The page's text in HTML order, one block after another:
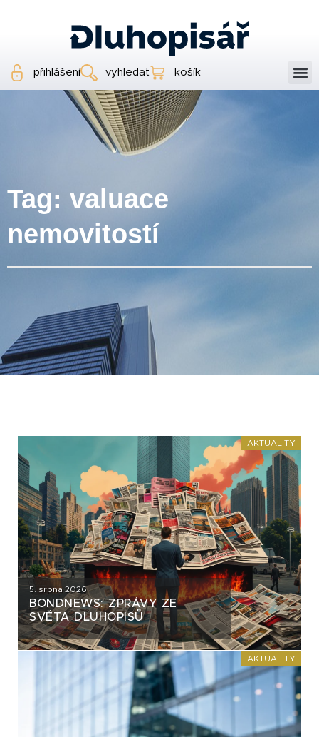
přihlášení vyhledat košík
Tag: valuace
nemovitostí
AKTUALITY
5. srpna 2026
BONDNEWS: ZPRÁVY ZE
SVĚTA DLUHOPISŮ
AKTUALITY